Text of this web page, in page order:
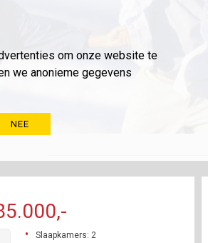
om onze website te
we anonieme gegevens
NEE
Slaapkamers: 2